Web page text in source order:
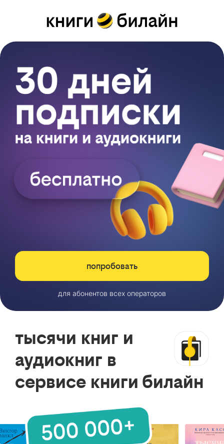
попробовать
для абонентов всех операторов
тысячи книг и
аудиокниг в
сервисе книги билайн